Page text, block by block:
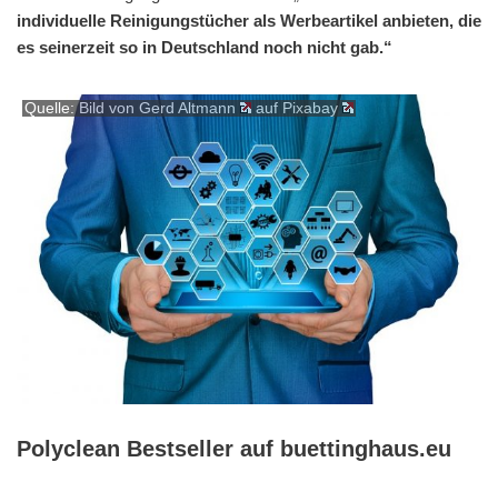
individuelle Reinigungstücher als Werbeartikel anbieten, die
es seinerzeit so in Deutschland noch nicht gab.“
Quelle: Bild vonGerd Altmann auf Pixabay
Polyclean Bestseller auf buettinghaus.eu